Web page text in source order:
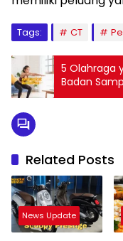
Tags: CT
5 Olahraga
Badan
Related Posts
News Update